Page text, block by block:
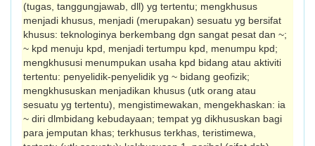
(tugas, tanggungjawab, dll) yg tertentu; mengkhusus
menjadi khusus, menjadi (merupakan) sesuatu yg bersifat
khusus: teknologinya berkembang dgn sangat pesat dan ~;
~ kpd menuju kpd, menjadi tertumpu kpd, menumpu kpd;
mengkhususi menumpukan usaha kpd bidang atau aktiviti
tertentu: penyelidik-penyelidik yg ~ bidang geofizik;
mengkhususkan menjadikan khusus (utk orang atau
sesuatu yg tertentu), mengis­timewakan, mengekhaskan: ia
~ diri dlmbidang kebudayaan; tempat yg dikhususkan bagi
para jemputan khas; terkhusus terkhas, teristimewa,